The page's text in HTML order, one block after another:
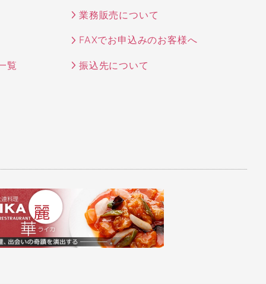
業務販売について
FAXでお申込みのお客様へ
覧 振込先について